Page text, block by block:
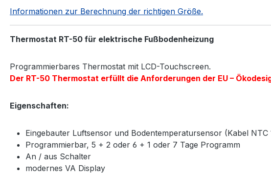
Informationen zur Berechnung der richtigen Größe.
Thermostat RT-50 für elektrische Fußbodenheizung
Programmierbares Thermostat mit LCD-Touchscreen.
Der RT-50 Thermostat erfüllt die Anforderungen der EU –
Eigenschaften:
Eingebauter Luftsensor und Bodentemperatursensor (Kabel NTC
Programmierbar, 5 + 2 oder 6 + 1 oder 7 Tage Programm
An / aus Schalter
modernes VA Display